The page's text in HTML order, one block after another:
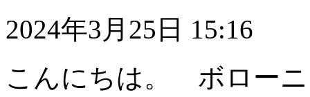
2024年3月25日 15:16
こんにちは。 ボローニ